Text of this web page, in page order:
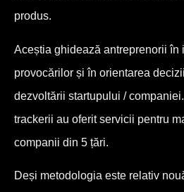
produs.
Aceștia ghidează antreprenorii în
provocărilor și în orientarea
dezvoltării startupului /
trackerii au oferit servicii pentru
companii din 5 țări.
Deși metodologia este relativ